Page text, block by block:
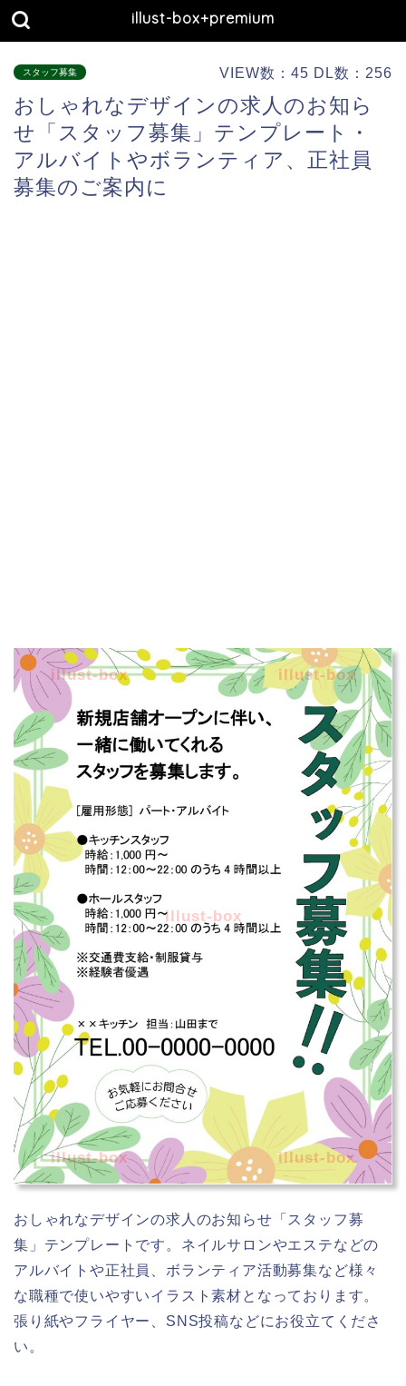
illust-box+premium
スタッフ募集 VIEW数：45 DL数：256
おしゃれなデザインの求人のお知ら
せ「スタッフ募集」テンプレート・
アルバイトやボランティア、正社員
募集のご案内に
illust-box
illust-box illust-box
illust-box illust-box
おしゃれなデザインの求人のお知らせ「スタッフ募
集」テンプレートです。ネイルサロンやエステなどの
アルバイトや正社員、ボランティア活動募集など様々
な職種で使いやすいイラスト素材となっております。
張り紙やフライヤー、SNS投稿などにお役立てくださ
い。